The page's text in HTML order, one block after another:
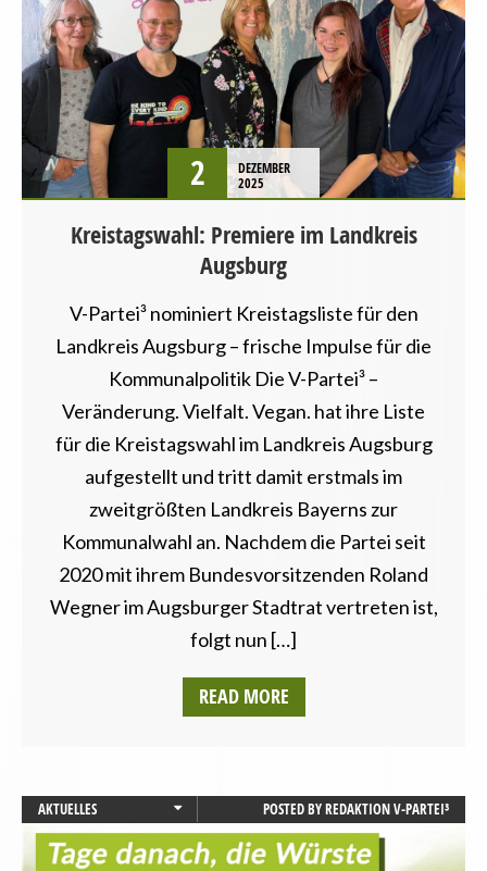
BAYERN
PRESSEMITTEILUNG
STARTSEITE
VEGANISMUS
VERANSTALTUNGEN
2
DEZEMBER
2025
Kreistagswahl: Premiere im Landkreis
Augsburg
V-Partei³ nominiert Kreistagsliste für den
Landkreis Augsburg – frische Impulse für die
Kommunalpolitik Die V-Partei³ –
Veränderung. Vielfalt. Vegan. hat ihre Liste
für die Kreistagswahl im Landkreis Augsburg
aufgestellt und tritt damit erstmals im
zweitgrößten Landkreis Bayerns zur
Kommunalwahl an. Nachdem die Partei seit
2020 mit ihrem Bundesvorsitzenden Roland
Wegner im Augsburger Stadtrat vertreten ist,
folgt nun […]
READ MORE
AKTUELLES
BAYERN
LANDWIRTSCHAFT
POSTED BYREDAKTION V-PARTEI³